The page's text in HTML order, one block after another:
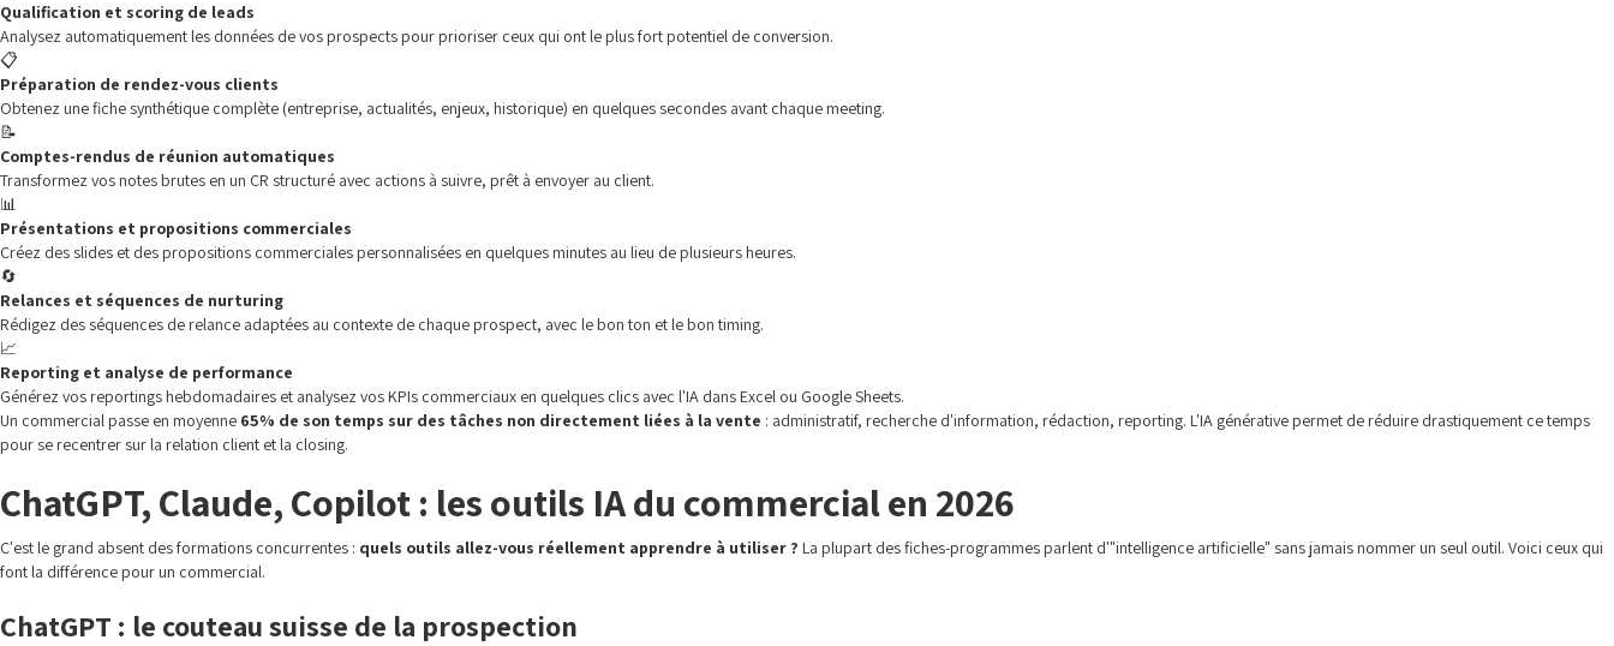
Qualification et scoring de leads
Analysez automatiquement les données de vos prospects pour prioriser ceux qui ont le plus fort potentiel de conversion.
📋
Préparation de rendez-vous clients
Obtenez une fiche synthétique complète (entreprise, actualités, enjeux, historique) en quelques secondes avant chaque meeting.
📝
Comptes-rendus de réunion automatiques
Transformez vos notes brutes en un CR structuré avec actions à suivre, prêt à envoyer au client.
📊
Présentations et propositions commerciales
Créez des slides et des propositions commerciales personnalisées en quelques minutes au lieu de plusieurs heures.
🔄
Relances et séquences de nurturing
Rédigez des séquences de relance adaptées au contexte de chaque prospect, avec le bon ton et le bon timing.
📈
Reporting et analyse de performance
Générez vos reportings hebdomadaires et analysez vos KPIs commerciaux en quelques clics avec l'IA dans Excel ou Google Sheets.
Un commercial passe en moyenne 65% de son temps sur des tâches non directement liées à la vente : administratif, recherche d'information, rédaction, reporting. L'IA générative permet de réduire drastiquement ce temps
pour se recentrer sur la relation client et la closing.
ChatGPT, Claude, Copilot : les outils IA du commercial en 2026
C'est le grand absent des formations concurrentes : quels outils allez-vous réellement apprendre à utiliser ? La plupart des fiches-programmes parlent d'"intelligence artificielle" sans jamais nommer un seul outil. Voici ceux qui
font la différence pour un commercial.
ChatGPT : le couteau suisse de la prospection